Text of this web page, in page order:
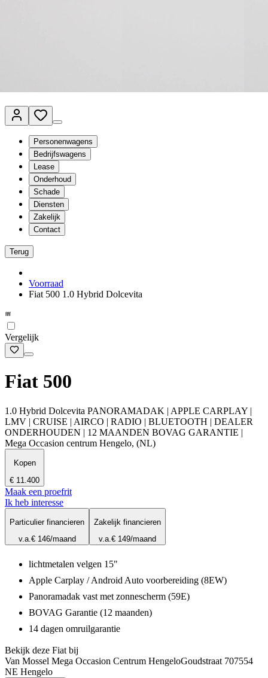
Personenwagens
Bedrijfswagens
Lease
Onderhoud
Schade
Diensten
Zakelijk
Contact
Terug
Voorraad
Fiat 500 1.0 Hybrid Dolcevita
Vergelijk
Fiat 500
1.0 Hybrid Dolcevita PANORAMADAK | APPLE CARPLAY |
LMV | CRUISE | AIRCO | RADIO | BLUETOOTH | DEALER
ONDERHOUDEN | 12 MAANDEN BOVAG GARANTIE |
Mega Occasion centrum Hengelo, (NL)
Kopen
€ 11.400
Maak een proefrit
Ik heb interesse
Particulier financieren
v.a.€ 146/maand
Zakelijk financieren
v.a.€ 149/maand
lichtmetalen velgen 15"
Apple Carplay / Android Auto voorbereiding (8EW)
Panoramadak vast met zonnescherm (59E)
BOVAG Garantie (12 maanden)
14 dagen omruilgarantie
Bekijk deze Fiat bij
Van Mossel Mega Occasion Centrum HengeloGoudstraat 707554
NE Hengelo